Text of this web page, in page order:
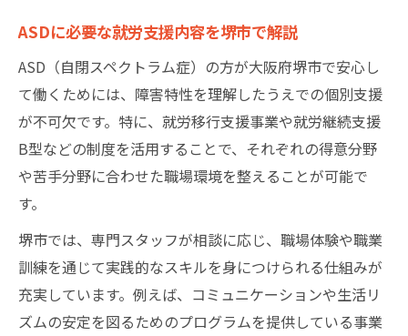
ASDに必要な就労支援内容を堺市で解説
ASD（自閉スペクトラム症）の方が大阪府堺市で安心し
て働くためには、障害特性を理解したうえでの個別支援
が不可欠です。特に、就労移行支援事業や就労継続支援
B型などの制度を活用することで、それぞれの得意分野
や苦手分野に合わせた職場環境を整えることが可能で
す。
堺市では、専門スタッフが相談に応じ、職場体験や職業
訓練を通じて実践的なスキルを身につけられる仕組みが
充実しています。例えば、コミュニケーションや生活リ
ズムの安定を図るためのプログラムを提供している事業